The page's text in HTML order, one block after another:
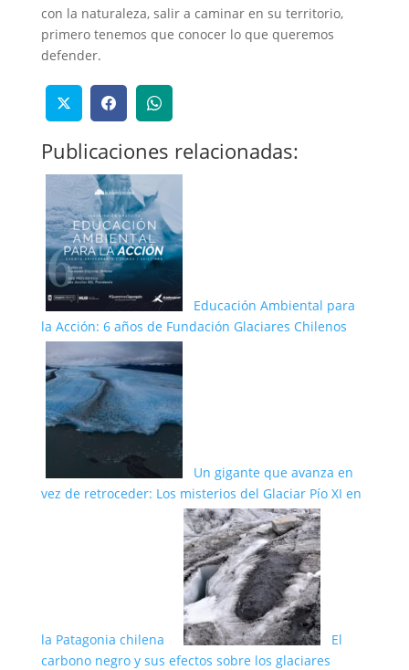
con la naturaleza, salir a caminar en su territorio,
primero tenemos que conocer lo que queremos
defender.
Publicaciones relacionadas:
Educación Ambiental para
la Acción: 6 años de Fundación Glaciares Chilenos
Un gigante que avanza en
vez de retroceder: Los misterios del Glaciar Pío XI en
la Patagonia chilena
El
carbono negro y sus efectos sobre los glaciares